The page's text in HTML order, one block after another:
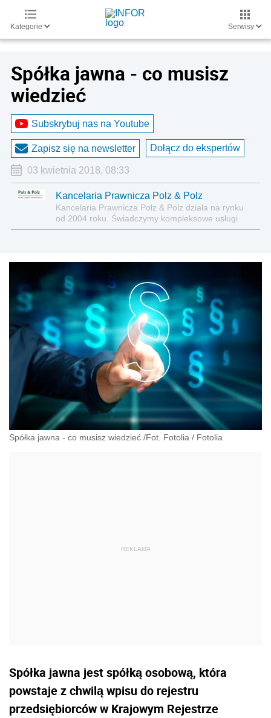
Kategorie Serwisy
Spółka jawna - co musisz
wiedzieć
Subskrybuj nas na Youtube
Zapisz się na newsletter Dołącz do ekspertów
03 kwietnia 2018, 08:33
Kancelaria Prawnicza Polz & Polz
Kancelaria Prawnicza Polz & Polz działa na rynku
od 2004 roku. Świadczymy kompleksowe usługi
doradztwa prawnego dla podmiotów
Spółka jawna - co musisz wiedzieć /Fot. Fotolia / Fotolia
Spółka jawna jest spółką osobową, która
powstaje z chwilą wpisu do rejestru
przedsiębiorców w Krajowym Rejestrze